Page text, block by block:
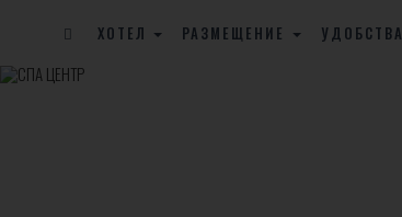
ХОТЕЛ РАЗМЕЩЕНИЕ УДОБСТВА